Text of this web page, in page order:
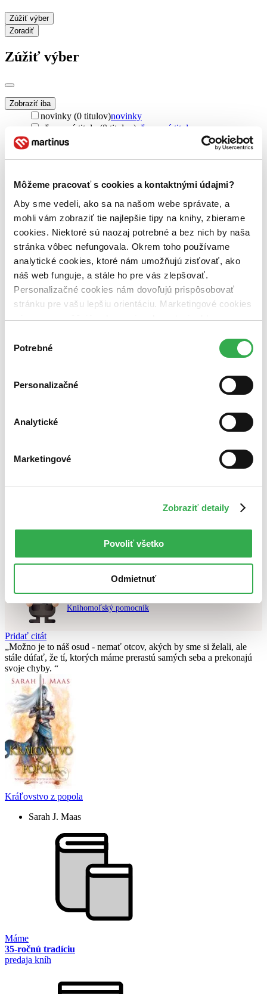
Môžeme pracovať s cookies a kontaktnými údajmi?
Aby sme vedeli, ako sa na našom webe správate, a
mohli vám zobraziť tie najlepšie tipy na knihy, zbierame
cookies. Niektoré sú naozaj potrebné a bez nich by naša
stránka vôbec nefungovala. Okrem toho používame
analytické cookies, ktoré nám umožňujú zisťovať, ako
náš web funguje, a stále ho pre vás zlepšovať.
Personalizačné cookies nám dovoľujú prispôsobovať
stránku pre vašu lepšiu orientáciu. Marketingové cookies
nám zas umožňujú zobrazenie relevantnej reklamy.
nám pomohlo, keby sme mohli používať všetky tieto
súhlasu
Potrebné
Personalizačné
Analytické
Marketingové
Zobraziť detaily
Povoliť všetko
Odmietnuť
Zúžiť výber
Zoradiť
Zúžiť výber
Zobraziť iba
novinky (0 titulov)novinky
zľavnené tituly (0 titulov) zľavnené tituly
Dostupnosť
na centrálnom sklade (0 titulov)na centrálnom sklade
pripravujeme (0 titulov)pripravujeme
vypredaných)
Nové / čítané
nová (0 titulov)
čítaná (0 titulov)čítaná
čítaná - výborný stav (0 titulov)čítaná - výborný stav
čítaná - mierne opotrebovaná (0 titulov)čítaná - mierne
opotrebovaná
čítané verzie vypredaných kníh (0 titulov)čítané verzie
vypredaných kníh
Top hodnotené
Najlacnejšie
Nebol nájdenýžiadny titulvyhovujúci zadaným podmienkam.
Skúste prosím zmeniť vyhľadávaný výraz.
Chcete poradiť knihu?
Náš pomocník Sherlock vám ju s radosťou vypátra!
Knihomoľský pomocník
Pridať citát
Možno je to náš osud - nemať otcov, akých by sme si želali, ale
stále dúfať, že tí­, ktorých máme prerastú samých seba a prekonajú
svoje chyby.
Kráľovstvo z popola
Sarah J. Maas
Máme
35-ročnú tradíciu
predaja kníh